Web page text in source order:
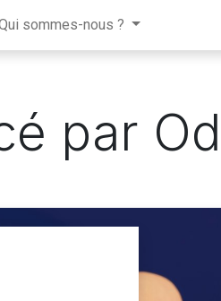
sommes-nous ?
par